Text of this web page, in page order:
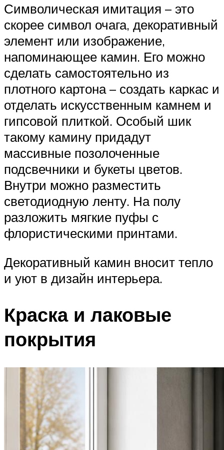
Символическая имитация – это
скорее символ очага, декоративный
элемент или изображение,
напоминающее камин. Его можно
сделать самостоятельно из
плотного картона – создать каркас и
отделать искусственным камнем и
гипсовой плиткой. Особый шик
такому камину придадут
массивные позолоченные
подсвечники и букеты цветов.
Внутри можно разместить
светодиодную ленту. На полу
разложить мягкие пуфы с
флористическими принтами.
Декоративный камин вносит тепло
и уют в дизайн интерьера.
Краска и лаковые
покрытия